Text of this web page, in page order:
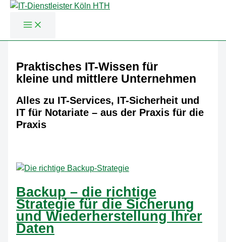
springen
Praktisches IT-Wissen für
kleine und mittlere Unternehmen
Alles zu IT-Services, IT-Sicherheit und
IT für Notariate – aus der Praxis für die
Praxis
Backup – die richtige
Strategie für die Sicherung
und Wiederherstellung Ihrer
Daten